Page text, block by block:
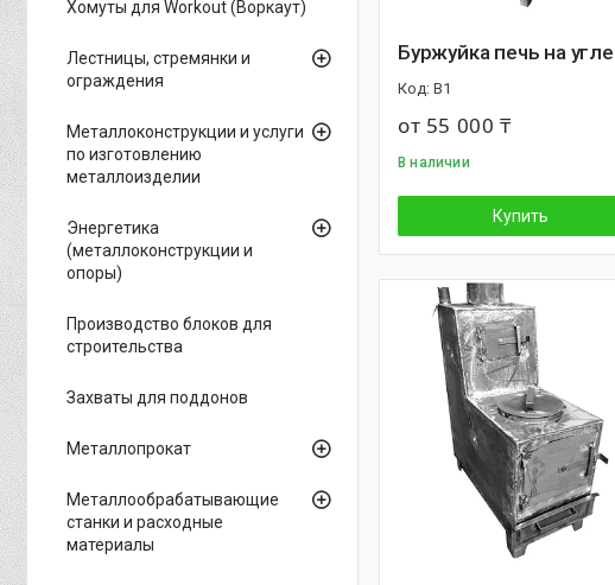
Буржуйка печь на угле
B1
от 55 000 ₸
В наличии
Купить
Хомуты для Workout (Воркаут)
Лестницы, стремянки и
ограждения
Металлоконструкции и услуги
по изготовлению
металлоизделии
Энергетика
(металлоконструкции и
опоры)
Производство блоков для
строительства
Захваты для поддонов
Металлопрокат
Металлообрабатывающие
станки и расходные
материалы